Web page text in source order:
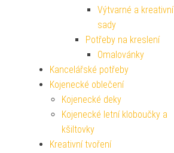
Výtvarné a kreativní
sady
Potřeby na kreslení
Omalovánky
Kancelářské potřeby
Kojenecké oblečení
Kojenecké deky
Kojenecké letní kloboučky a
kšiltovky
Kreativní tvoření